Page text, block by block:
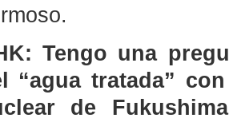
Tengo una
“agua tratada”
de